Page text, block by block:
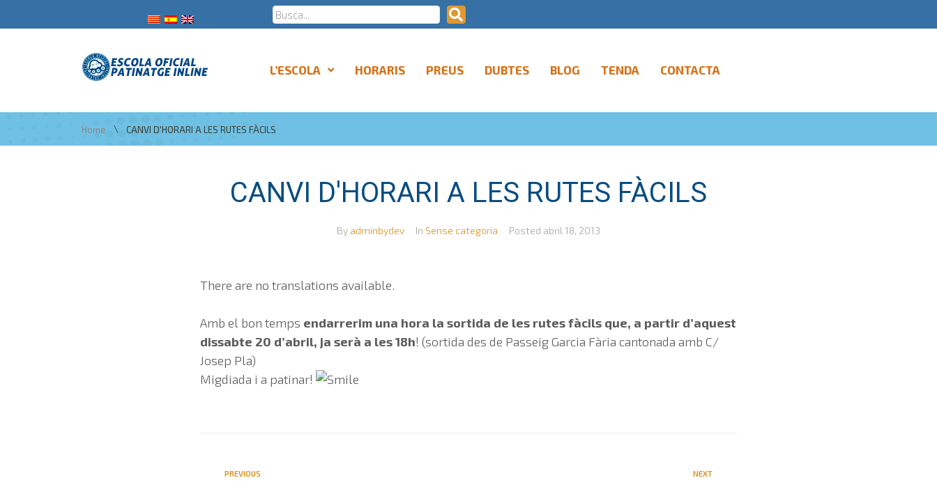
L’ESCOLA HORARIS PREUS DUBTES BLOG TENDA CONTACTA
Home \ CANVI D'HORARI A LES RUTES FÀCILS
CANVI D'HORARI A LES RUTES FÀCILS
By adminbydev In Sense categoria Posted abril 18, 2013
There are no translations available.
Amb el bon temps endarrerim una hora la sortida de les rutes fàcils que, a partir d’aquest
dissabte 20 d’abril, ja serà a les 18h! (sortida des de Passeig Garcia Fària cantonada amb C/
Josep Pla)
Migdiada i a patinar!
PREVIOUS NEXT